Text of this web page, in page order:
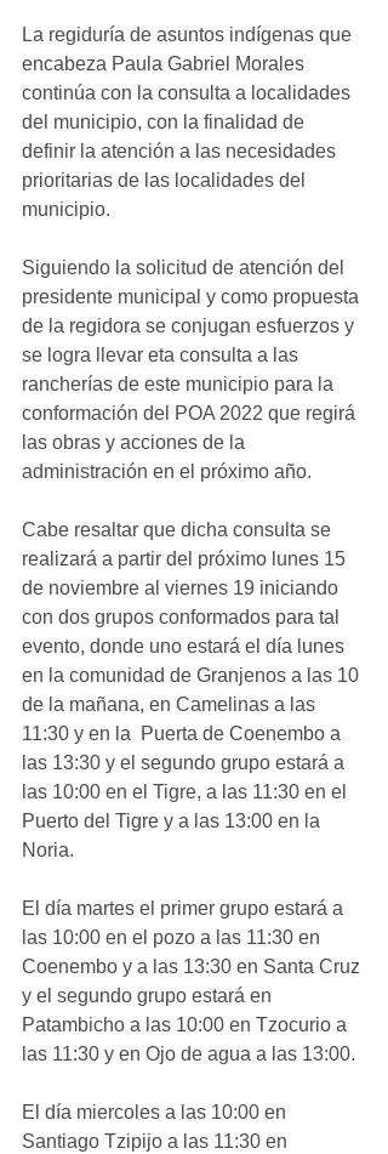
La regiduría de asuntos indígenas que
encabeza Paula Gabriel Morales
continúa con la consulta a localidades
del municipio, con la finalidad de
definir la atención a las necesidades
prioritarias de las localidades del
municipio.
Siguiendo la solicitud de atención del
presidente municipal y como propuesta
de la regidora se conjugan esfuerzos y
se logra llevar eta consulta a las
rancherías de este municipio para la
conformación del POA 2022 que regirá
las obras y acciones de la
administración en el próximo año.
Cabe resaltar que dicha consulta se
realizará a partir del próximo lunes 15
de noviembre al viernes 19 iniciando
con dos grupos conformados para tal
evento, donde uno estará el día lunes
en la comunidad de Granjenos a las 10
de la mañana, en Camelinas a las
11:30 y en la  Puerta de Coenembo a
las 13:30 y el segundo grupo estará a
las 10:00 en el Tigre, a las 11:30 en el
Puerto del Tigre y a las 13:00 en la
Noria.
El día martes el primer grupo estará a
las 10:00 en el pozo a las 11:30 en
Coenembo y a las 13:30 en Santa Cruz
y el segundo grupo estará en
Patambicho a las 10:00 en Tzocurio a
las 11:30 y en Ojo de agua a las 13:00.
El día miercoles a las 10:00 en
Santiago Tzipijo a las 11:30 en